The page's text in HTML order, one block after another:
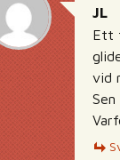
JL
Ett
vid
Sen